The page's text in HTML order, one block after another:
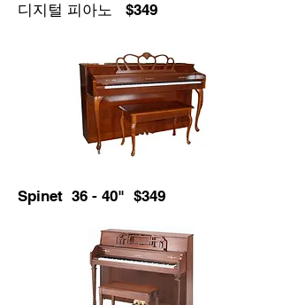
디지털 피아노 $349
Spinet 36 - 40" $349